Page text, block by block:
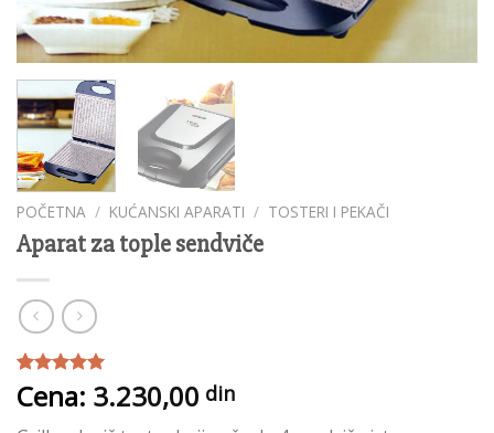
POČETNA / KUĆANSKI APARATI / TOSTERI I PEKAČI
Aparat za tople sendviče
Ocenjeno
5.00od 5
1
Cena: 3.230,00 din